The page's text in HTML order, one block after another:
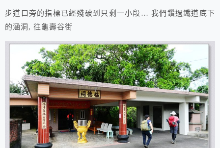
步道口旁的指標已經殘破到只剩一小段… 我們鑽過鐵道底下
的涵洞, 往龜壽谷街